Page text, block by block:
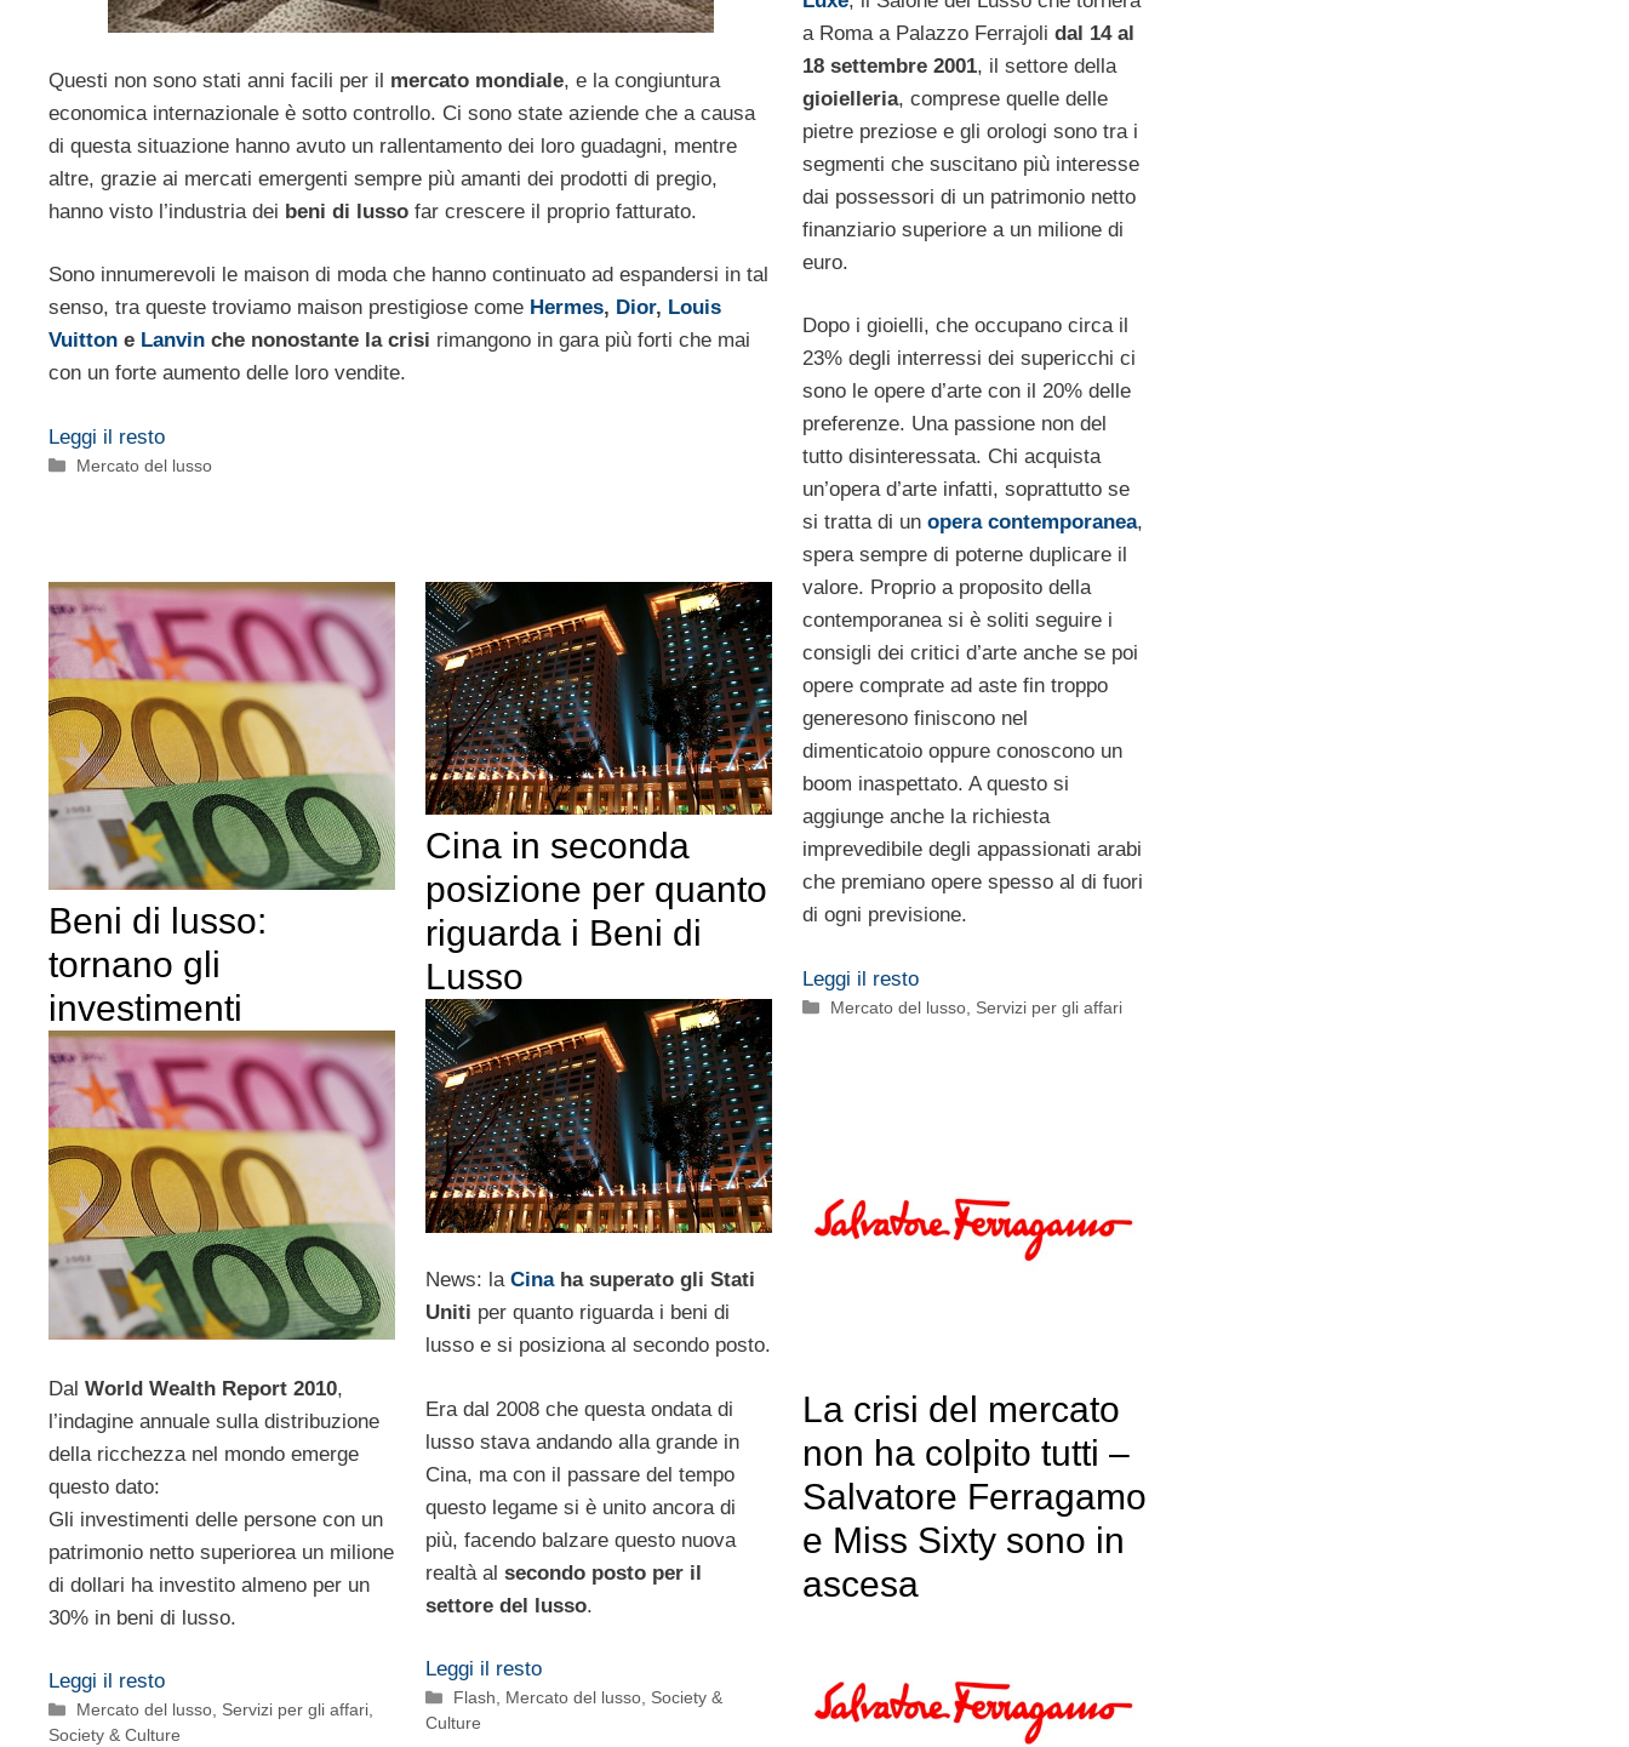
Questi non sono stati anni facili per il mercato mondiale, e la congiuntura
economica internazionale è sotto controllo. Ci sono state aziende che a causa
di questa situazione hanno avuto un rallentamento dei loro guadagni, mentre
altre, grazie ai mercati emergenti sempre più amanti dei prodotti di pregio,
hanno visto l’industria dei beni di lusso far crescere il proprio fatturato.
Sono innumerevoli le maison di moda che hanno continuato ad espandersi in tal
senso, tra queste troviamo maison prestigiose come Hermes, Dior, Louis
Vuitton e Lanvin che nonostante la crisi rimangono in gara più forti che mai
con un forte aumento delle loro vendite.
Leggi il resto
Categorie
Mercato del lusso
a Roma a Palazzo Ferrajoli dal 14 al
18 settembre 2001, il settore della
gioielleria, comprese quelle delle
pietre preziose e gli orologi sono tra i
segmenti che suscitano più interesse
dai possessori di un patrimonio netto
finanziario superiore a un milione di
euro.
Dopo i gioielli, che occupano circa il
23% degli interressi dei supericchi ci
sono le opere d’arte con il 20% delle
preferenze. Una passione non del
tutto disinteressata. Chi acquista
un’opera d’arte infatti, soprattutto se
si tratta di un opera contemporanea,
spera sempre di poterne duplicare il
valore. Proprio a proposito della
contemporanea si è soliti seguire i
consigli dei critici d’arte anche se poi
opere comprate ad aste fin troppo
generesono finiscono nel
dimenticatoio oppure conoscono un
boom inaspettato. A questo si
aggiunge anche la richiesta
imprevedibile degli appassionati arabi
che premiano opere spesso al di fuori
di ogni previsione.
Leggi il resto
Categorie
Mercato del lusso Servizi per gli affari
Beni di lusso:
tornano gli
investimenti
Dal World Wealth Report 2010,
l’indagine annuale sulla distribuzione
della ricchezza nel mondo emerge
questo dato:
Gli investimenti delle persone con un
patrimonio netto superiorea un milione
di dollari ha investito almeno per un
30% in beni di lusso.
Leggi il resto
Categorie
Mercato del lusso, Servizi per gli affari,
Society & Culture
Cina in seconda
posizione per quanto
riguarda i Beni di
Lusso
News: la Cinaha superato gli Stati
Uniti per quanto riguarda i beni di
lusso e si posiziona al secondo posto.
Era dal 2008 che questa ondata di
lusso stava andando alla grande in
Cina, ma con il passare del tempo
questo legame si è unito ancora di
più, facendo balzare questo nuova
realtà al secondo posto per il
settore del lusso.
Leggi il resto
Categorie
Flash, Mercato del lusso, Society &
Culture
La crisi del mercato
non ha colpito tutti –
Salvatore Ferragamo
e Miss Sixty sono in
ascesa